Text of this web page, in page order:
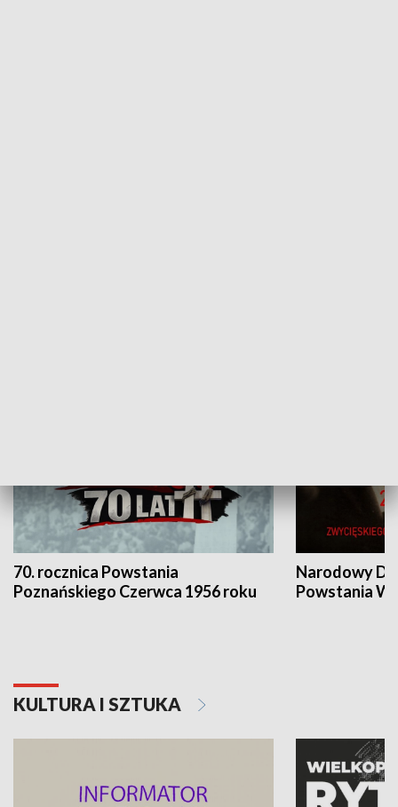
70. rocznica Powstania
Poznańskiego Czerwca 1956 roku
Narodowy
Powstania
KULTURA I SZTUKA